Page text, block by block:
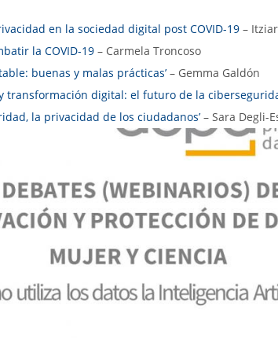
en la sociedad digital post COVID-19–
la COVID-19– Carmela Troncoso
buenas y malas prácticas’– Gemma Galdón
transformación digital: el futuro de la
la privacidad de los ciudadanos’ – Sara Degli-